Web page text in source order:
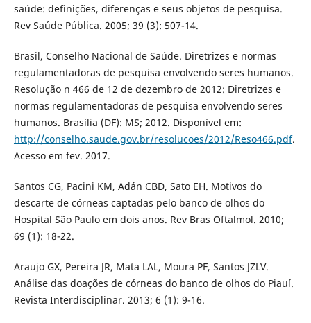
saúde: definições, diferenças e seus objetos de pesquisa.
Rev Saúde Pública. 2005; 39 (3): 507-14.
Brasil, Conselho Nacional de Saúde. Diretrizes e normas
regulamentadoras de pesquisa envolvendo seres humanos.
Resolução n 466 de 12 de dezembro de 2012: Diretrizes e
normas regulamentadoras de pesquisa envolvendo seres
humanos. Brasília (DF): MS; 2012. Disponível em:
http://conselho.saude.gov.br/resolucoes/2012/Reso466.pdf.
Acesso em fev. 2017.
Santos CG, Pacini KM, Adán CBD, Sato EH. Motivos do
descarte de córneas captadas pelo banco de olhos do
Hospital São Paulo em dois anos. Rev Bras Oftalmol. 2010;
69 (1): 18-22.
Araujo GX, Pereira JR, Mata LAL, Moura PF, Santos JZLV.
Análise das doações de córneas do banco de olhos do Piauí.
Revista Interdisciplinar. 2013; 6 (1): 9-16.